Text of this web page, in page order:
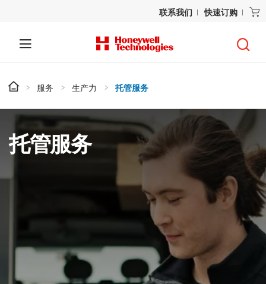
联系我们 快速订购
服务 生产力 托管服务
托管服务